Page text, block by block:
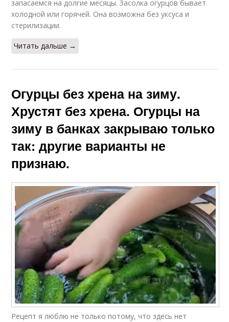
запасаемся на долгие месяцы. Засолка огурцов бывает
холодной или горячей. Она возможна без уксуса и
стерилизации.
Читать дальше →
Огурцы без хрена на зиму.
Хрустят без хрена. Огурцы на
зиму в банках закрываю только
так: другие варианты не
признаю.
Рецепт я люблю не только потому, что здесь нет